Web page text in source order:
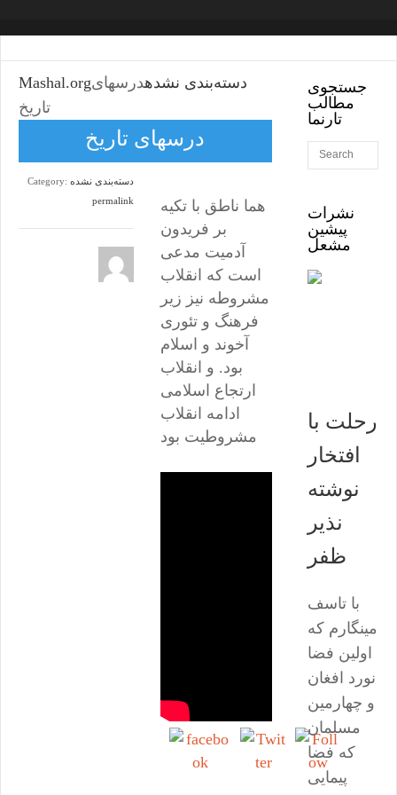
Mashal.org دسته‌بندی نشدهدرسهای
تاریخ
درسهای تاریخ
Category: دسته‌بندی نشده
permalink
هما ناطق با تکیه
بر فریدون
آدمیت مدعی
است که انقلاب
مشروطه نیز زیر
فرهنگ و تئوری
آخوند و اسلام
بود. و انقلاب
ارتجاع اسلامی
ادامه انقلاب
مشروطیت بود
Follow
جستجوی
مطالب
تارنما
نشرات
پیشین
مشعل
رحلت با
افتخار
نوشته
نذیر
ظفر
با تاسف
مینگارم که
اولین فضا
نورد افغان
و چهارمین
مسلمان
که فضا
پیمایی